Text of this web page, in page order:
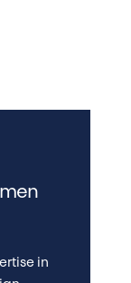
in